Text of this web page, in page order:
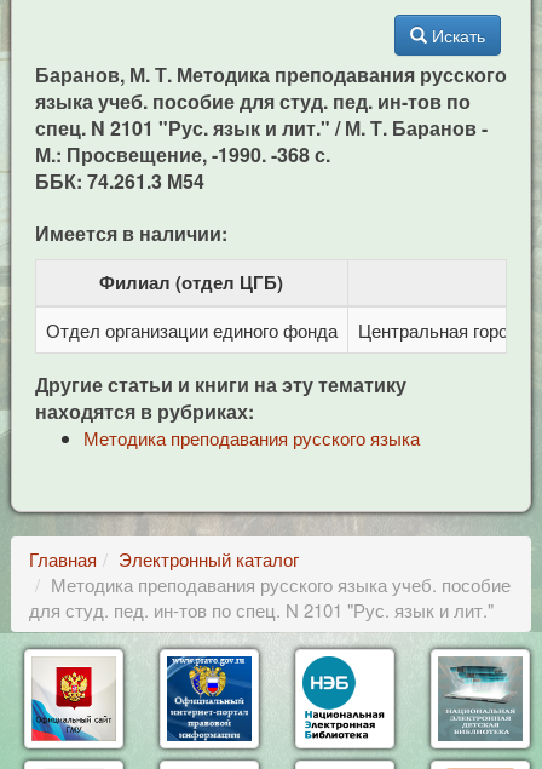
Искать
Баранов, М. Т. Методика преподавания русского
языка учеб. пособие для студ. пед. ин-тов по
спец. N 2101 "Рус. язык и лит." / М. Т. Баранов -
М.: Просвещение, -1990. -368 с.
ББК: 74.261.3 М54
Имеется в наличии:
Филиал (отдел ЦГБ)
Отдел организации единого фонда Центральная
Другие статьи и книги на эту тематику
находятся в рубриках:
Методика преподавания русского языка
Главная
Электронный каталог
Методика преподавания русского языка учеб. пособие
для студ. пед. ин-тов по спец. N 2101 "Рус. язык и лит."